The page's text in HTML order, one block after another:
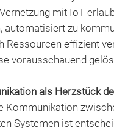
mit IoT
automatisiert zu
Ressourcen effizient
vorausschauend
als Herzstück
Kommunikation
Systemen ist